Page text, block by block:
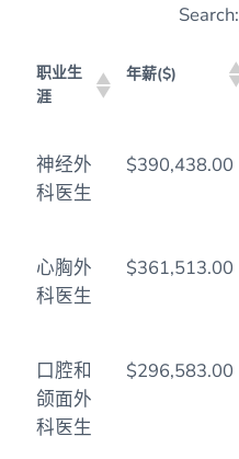
Search:
职业生
涯
年薪($)
职业生
涯
年薪($)
神经外
科医生
$390,438.00
心胸外
科医生
$361,513.00
口腔和
颌面外
科医生
$296,583.00